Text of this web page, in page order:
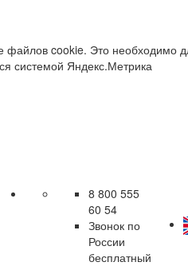
файлов cookie. Это
системой Яндекс.Метрика
8 800 555
60 54
Звонок по
России
бесплатный